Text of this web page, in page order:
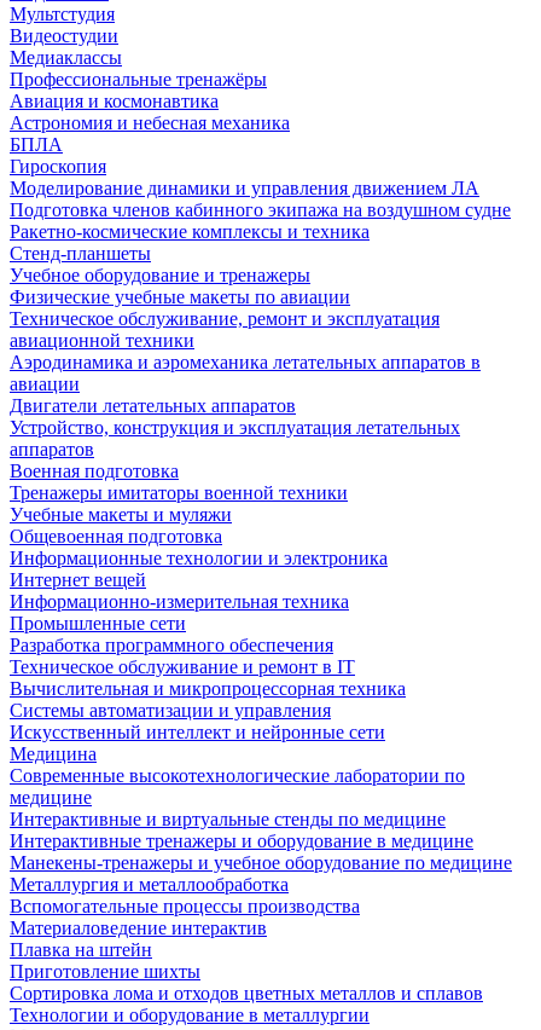
Мультстудия
Видеостудии
Медиаклассы
Профессиональные тренажёры
Авиация и космонавтика
Астрономия и небесная механика
БПЛА
Гироскопия
Моделирование динамики и управления движением ЛА
Подготовка членов кабинного экипажа на воздушном судне
Ракетно-космические комплексы и техника
Стенд-планшеты
Учебное оборудование и тренажеры
Физические учебные макеты по авиации
Техническое обслуживание, ремонт и эксплуатация
авиационной техники
Аэродинамика и аэромеханика летательных аппаратов в
авиации
Двигатели летательных аппаратов
Устройство, конструкция и эксплуатация летательных
аппаратов
Военная подготовка
Тренажеры имитаторы военной техники
Учебные макеты и муляжи
Общевоенная подготовка
Информационные технологии и электроника
Интернет вещей
Информационно-измерительная техника
Промышленные сети
Разработка программного обеспечения
Техническое обслуживание и ремонт в IT
Вычислительная и микропроцессорная техника
Системы автоматизации и управления
Искусственный интеллект и нейронные сети
Медицина
Современные высокотехнологические лаборатории по
медицине
Интерактивные и виртуальные стенды по медицине
Интерактивные тренажеры и оборудование в медицине
Манекены-тренажеры и учебное оборудование по медицине
Металлургия и металлообработка
Вспомогательные процессы производства
Материаловедение интерактив
Плавка на штейн
Приготовление шихты
Сортировка лома и отходов цветных металлов и сплавов
Технологии и оборудование в металлургии